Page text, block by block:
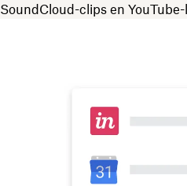
SoundCloud-clips en